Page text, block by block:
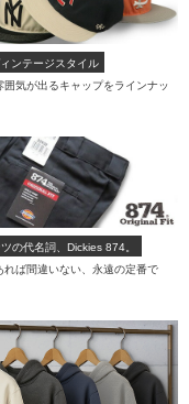
ンテージスタイル
気が出るキャップをラインナッ
の代名詞、Dickies 874。
ば間違いない、永遠の定番で